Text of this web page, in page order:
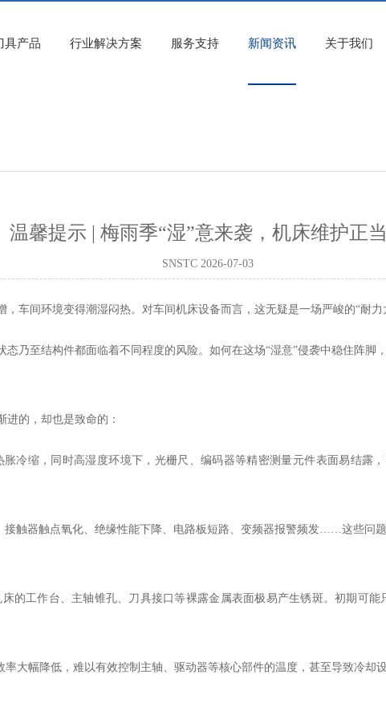
具产品 行业解决方案 服务支持 新闻资讯 关于我们
温馨提示 | 梅雨季“湿”意来袭，机床维护正
SNSTC 2026-07-03
车间环境变得潮湿闷热。对车间机床设备而言，这无疑是一场严峻的“耐力
乃至结构件都面临着不同程度的风险。如何在这场“湿意”侵袭中稳住阵脚
的，却也是致命的：
冷缩，同时高湿度环境下，光栅尺、编码器等精密测量元件表面易结露
触器触点氧化、绝缘性能下降、电路板短路、变频器报警频发……这些问
的工作台、主轴锥孔、刀具接口等裸露金属表面极易产生锈斑。初期可
大幅降低，难以有效控制主轴、驱动器等核心部件的温度，甚至导致冷却设